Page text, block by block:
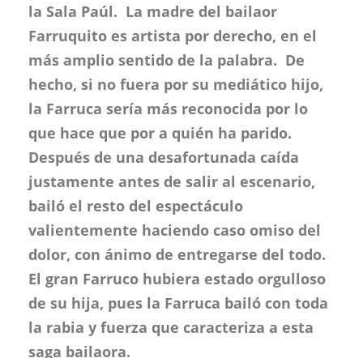
la Sala Paúl. La madre del bailaor
Farruquito es artista por derecho, en el
más amplio sentido de la palabra. De
hecho, si no fuera por su mediático hijo,
la Farruca sería más reconocida por lo
que hace que por a quién ha parido.
Después de una desafortunada caída
justamente antes de salir al escenario,
bailó el resto del espectáculo
valientemente haciendo caso omiso del
dolor, con ánimo de entregarse del todo.
El gran Farruco hubiera estado orgulloso
de su hija, pues la Farruca bailó con toda
la rabia y fuerza que caracteriza a esta
saga bailaora.